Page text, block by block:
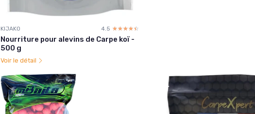
KIJAKO 4.5 ☆☆☆☆☆
★★★★★
Nourriture pour alevins de Carpe koï -
500 g
Voir le détail